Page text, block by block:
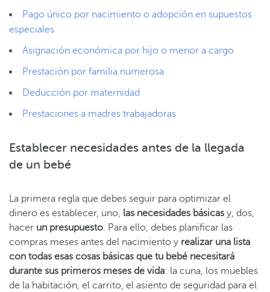
Pago único por nacimiento o adopción en supuestos
especiales
Asignación económica por hijo o menor a cargo
Prestación por familia numerosa
Deducción por maternidad
Prestaciones a madres trabajadoras
Establecer necesidades antes de la llegada
de un bebé
La primera regla que debes seguir para optimizar el
dinero es establecer, uno, las necesidades básicas y, dos,
hacer un presupuesto. Para ello, debes planificar las
compras meses antes del nacimiento y realizar una lista
con todas esas cosas básicas que tu bebé necesitará
durante sus primeros meses de vida: la cuna, los muebles
de la habitación, el carrito, el asiento de seguridad para el